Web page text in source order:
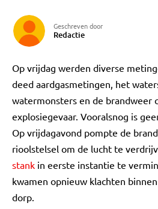
Geschreven door
Redactie
Op vrijdag werden diverse
deed aardgasmetingen, het
watermonsters en de brandweer
explosiegevaar. Vooralsnog is
Op vrijdagavond pompte de
rioolstelsel om de lucht te
stank in eerste instantie te
kwamen opnieuw klachten
dorp.